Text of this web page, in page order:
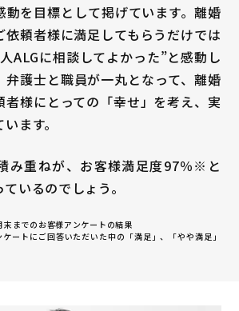
動を目標として掲げています。離婚
依頼者様に満足してもらうだけでは
ALGに相談してよかった”と感動し
弁護士と職員が一丸となって、離婚
者様にとっての「幸せ」を考え、実
ます。
み重ねが、お客様満足度97％※と
いるのでしょう。
末までのお客様アンケートの結果
ートにご回答いただいた中の「満足」、「やや満足」